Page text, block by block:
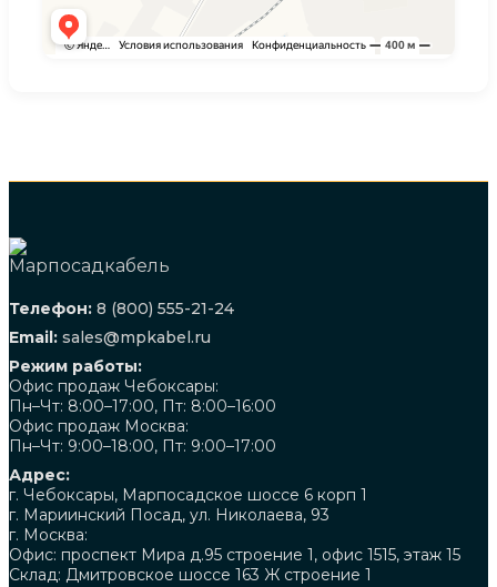
Телефон: 8 (800) 555-21-24
Email: sales@mpkabel.ru
Режим работы:
Офис продаж Чебоксары:
Пн–Чт: 8:00–17:00, Пт: 8:00–16:00
Офис продаж Москва:
Пн–Чт: 9:00–18:00, Пт: 9:00–17:00
Адрес:
г. Чебоксары, Марпосадское шоссе 6 корп 1
г. Мариинский Посад, ул. Николаева, 93
г. Москва:
Офис: проспект Мира д.95 строение 1, офис 1515, этаж 15
Склад: Дмитровское шоссе 163 Ж строение 1